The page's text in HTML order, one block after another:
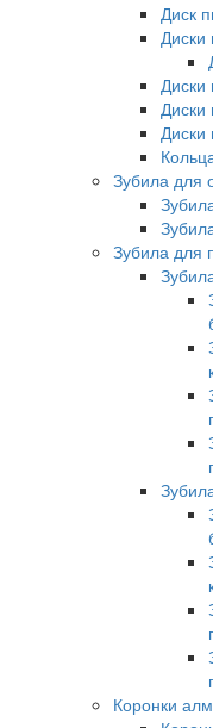
Диск
Диски
Диски
Зубила для
Зубила для
Коронки